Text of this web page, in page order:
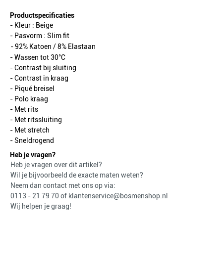
Productspecificaties
- Kleur : Beige
- Pasvorm : Slim fit
- 92% Katoen / 8% Elastaan
- Wassen tot 30°C
- Contrast bij sluiting
- Contrast in kraag
- Piqué breisel
- Polo kraag
- Met rits
- Met ritssluiting
- Met stretch
- Sneldrogend
Heb je vragen?
Heb je vragen over dit artikel?
Wil je bijvoorbeeld de exacte maten weten?
Neem dan contact met ons op via:
0113 - 21 79 70 of klantenservice@bosmenshop.nl
Wij helpen je graag!